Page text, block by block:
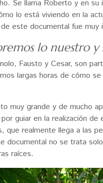
Se llama Roberto y en
lo está viviendo en la
este documental fue
lo nuestro y
Fausto y Cesar, son
largas horas de cómo
muy grande y de mucho
guiar en la realización
que realmente llega a las
documental no se trata
raíces.